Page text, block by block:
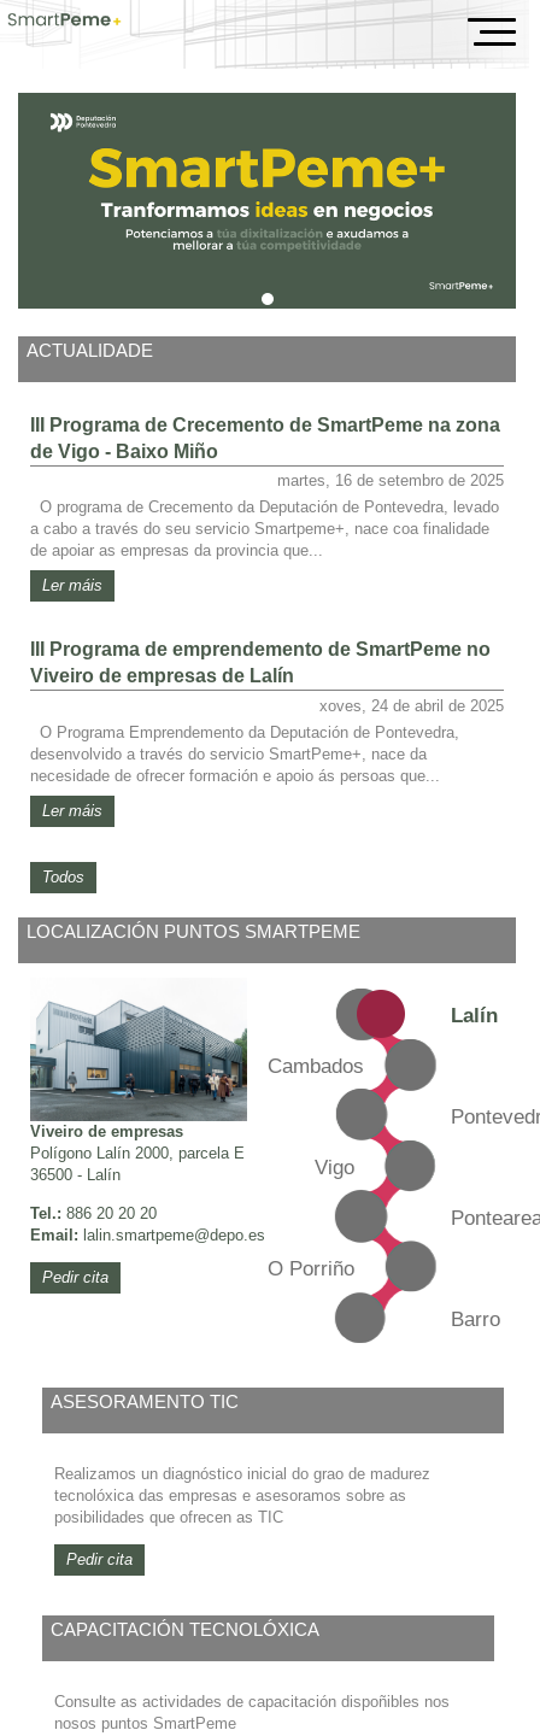
Inicio
ACTUALIDADE
III Programa de Crecemento de SmartPeme na zona
de Vigo - Baixo Miño
martes, 16 de setembro de 2025
O programa de Crecemento da Deputación de Pontevedra, levado
a cabo a través do seu servicio Smartpeme+, nace coa finalidade
de apoiar as empresas da provincia que...
Ler máis
III Programa de emprendemento de SmartPeme no
Viveiro de empresas de Lalín
xoves, 24 de abril de 2025
O Programa Emprendemento da Deputación de Pontevedra,
desenvolvido a través do servicio SmartPeme+, nace da
necesidade de ofrecer formación e apoio ás persoas que...
Ler máis
Todos
LOCALIZACIÓN PUNTOS SMARTPEME
Viveiro de empresas
Polígono Lalín 2000, parcela E
36500 - Lalín
Tel.: 886 20 20 20
Email: lalin.smartpeme@depo.es
Pedir cita
Lalín
Cambados
Vigo
O Porriño
Barro
ASESORAMENTO TIC
Realizamos un diagnóstico inicial do grao de madurez
tecnolóxica das empresas e asesoramos sobre as
posibilidades que ofrecen as TIC
Pedir cita
CAPACITACIÓN TECNOLÓXICA
Consulte as actividades de capacitación dispoñibles nos
nosos puntos SmartPeme